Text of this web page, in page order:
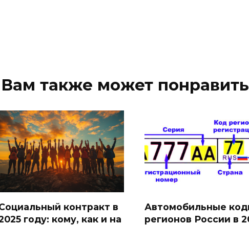
Вам также может
контракт в
году: кому, как и на
Автомобильные
регионов России в